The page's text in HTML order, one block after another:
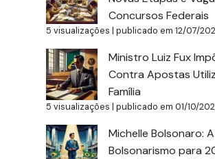
Concursos Federais
5 visualizações |publicado em 12/07/
Ministro Luiz Fux
Contra Apostas
Família
5 visualizações |publicado em 01/10/
Michelle Bolsonaro:
Bolsonarismo para